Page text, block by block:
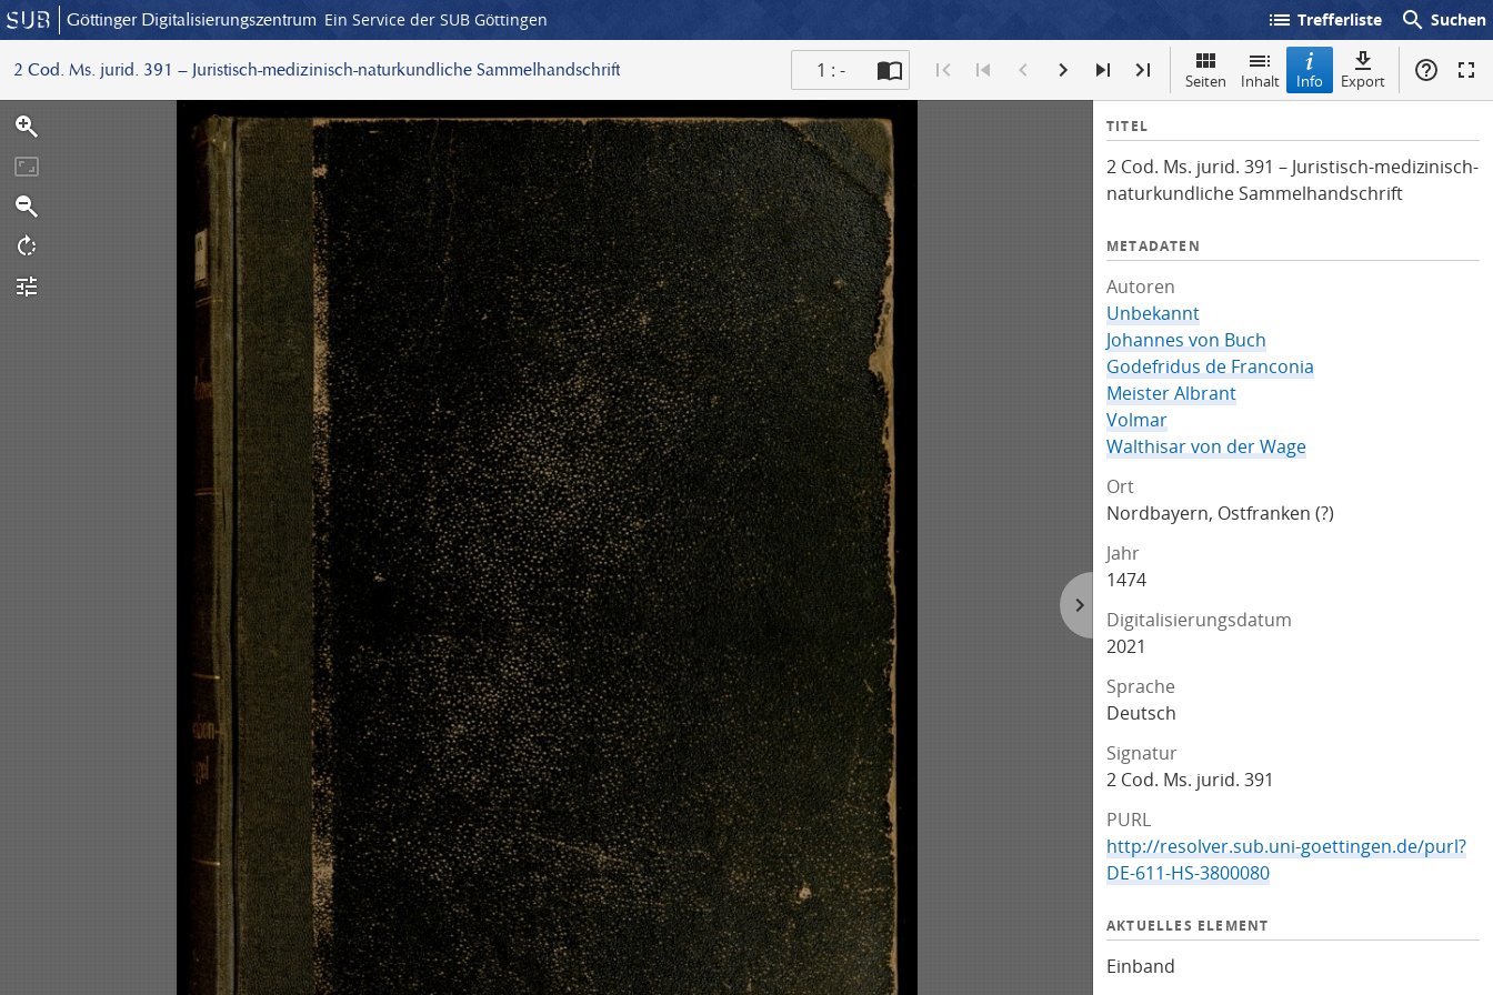
Göttinger Digitalisierungszentrum Ein Service der SUB Göttingen list Trefferliste search Suchen
2 Cod. Ms. jurid. 391 – Juristisch-medizinisch-naturkundliche Sammelhandschrift 1 : - Seiten Inhalt Info Export
I
f
o
TITEL
2 Cod. Ms. jurid. 391 – Juristisch-medizinisch-
naturkundliche Sammelhandschrift
METADATEN
Autoren
Unbekannt
Johannes von Buch
Godefridus de Franconia
Meister Albrant
Volmar
Walthisar von der Wage
Ort
Nordbayern, Ostfranken (?)
Jahr
1474
Digitalisierungsdatum
2021
Sprache
Deutsch
Signatur
2 Cod. Ms. jurid. 391
PURL
http://resolver.sub.uni-goettingen.de/purl?
DE-611-HS-3800080
AKTUELLES ELEMENT
Einband